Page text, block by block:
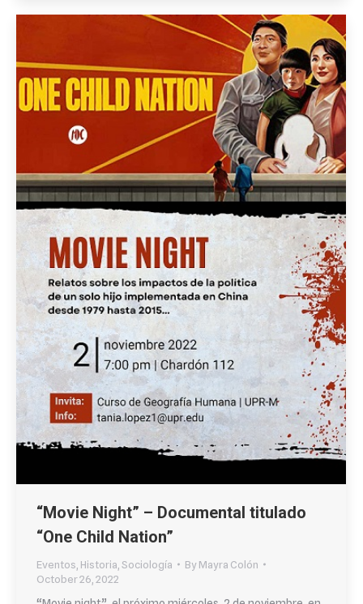
“Movie Night” – Documental titulado
“One Child Nation”
Eventos Historia Sociología ByMayra Colón
October 26, 2022